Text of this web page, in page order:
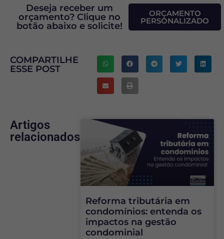
Deseja receber um
orçamento? Clique no
botão abaixo e solicite!
ORÇAMENTO
PERSONALIZADO
COMPARTILHE
ESSE POST
Artigos
relacionados
Reforma tributária em
condomínios: entenda os
impactos na gestão
condominial